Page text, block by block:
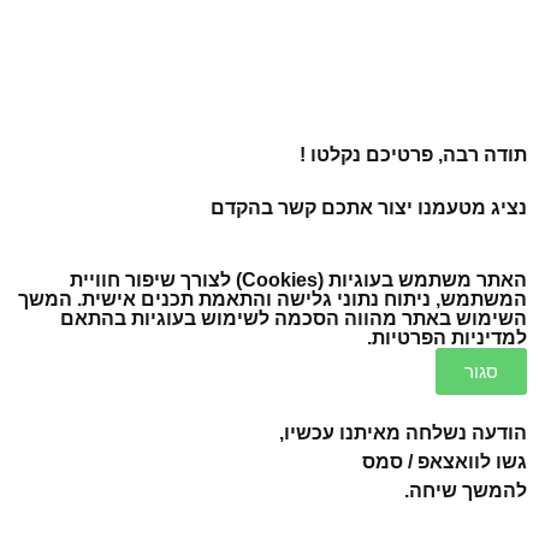
תודה רבה, פרטיכם נקלטו !
נציג מטעמנו יצור אתכם קשר בהקדם
האתר משתמש בעוגיות (Cookies) לצורך שיפור חוויית
המשתמש, ניתוח נתוני גלישה והתאמת תכנים אישית. המשך
השימוש באתר מהווה הסכמה לשימוש בעוגיות בהתאם
למדיניות הפרטיות.
סגור
הודעה נשלחה מאיתנו עכשיו,
גשו לוואצאפ / סמס
להמשך שיחה.